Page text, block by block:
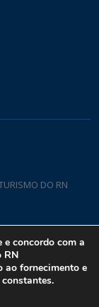
DO RN
59075-760
concordo com a
RN
ao fornecimento e